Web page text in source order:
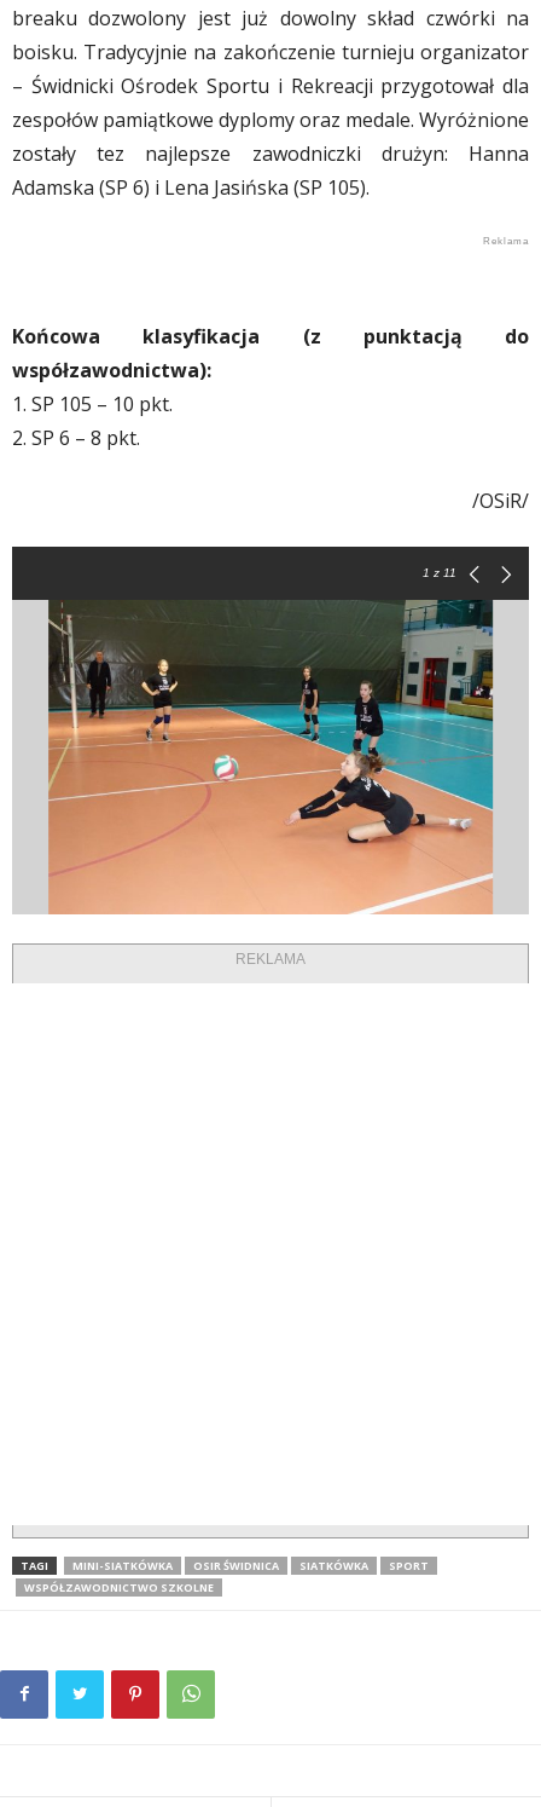
breaku dozwolony jest już dowolny skład czwórki na
boisku. Tradycyjnie na zakończenie turnieju organizator
– Świdnicki Ośrodek Sportu i Rekreacji przygotował dla
zespołów pamiątkowe dyplomy oraz medale. Wyróżnione
zostały tez najlepsze zawodniczki drużyn: Hanna
Adamska (SP 6) i Lena Jasińska (SP 105).
Końcowa klasyfikacja (z punktacją do
współzawodnictwa):
1. SP 105 – 10 pkt.
2. SP 6 – 8 pkt.
/OSiR/
1 z 11
REKLAMA
TAGI MINI-SIATKÓWKA OSIR ŚWIDNICA SIATKÓWKA
SPORT
WSPÓŁZAWODNICTWO SZKOLNE